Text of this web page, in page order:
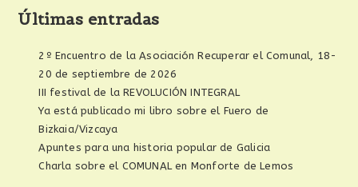
Últimas entradas
2º Encuentro de la Asociación Recuperar el Comunal, 18-
20 de septiembre de 2026
III festival de la REVOLUCIÓN INTEGRAL
Ya está publicado mi libro sobre el Fuero de
Bizkaia/Vizcaya
Apuntes para una historia popular de Galicia
Charla sobre el COMUNAL en Monforte de Lemos